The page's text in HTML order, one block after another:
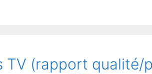
TV (rapport qualité/